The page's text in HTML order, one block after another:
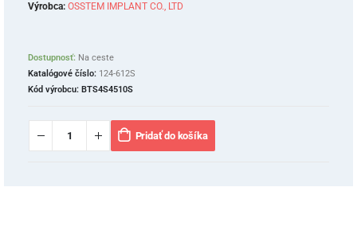
Výrobca: OSSTEM IMPLANT CO., LTD
Dostupnosť: Na ceste
Katalógové číslo: 124-612S
Kód výrobcu: BTS4S4510S
Pridať do košíka